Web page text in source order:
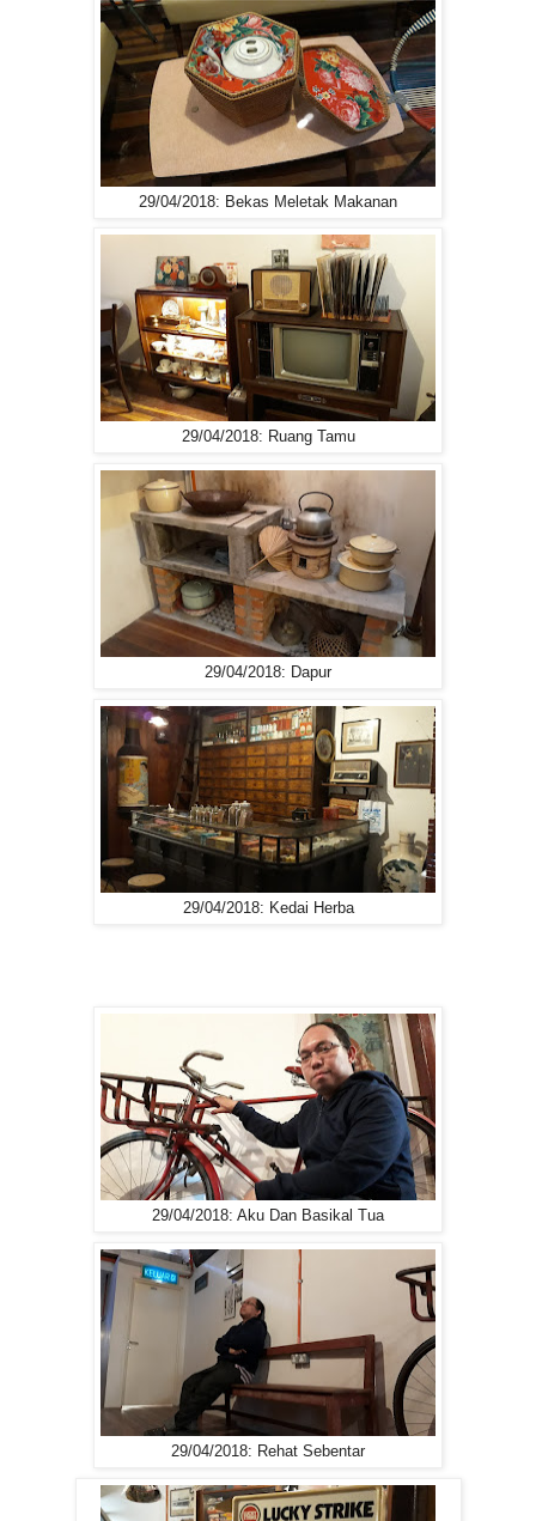
29/04/2018: Bekas Meletak Makanan
29/04/2018: Ruang Tamu
29/04/2018: Dapur
29/04/2018: Kedai Herba
29/04/2018: Aku Dan Basikal Tua
29/04/2018: Rehat Sebentar